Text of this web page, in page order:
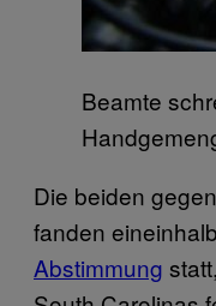
Beamte
Die beiden
fanden
Abstimmung